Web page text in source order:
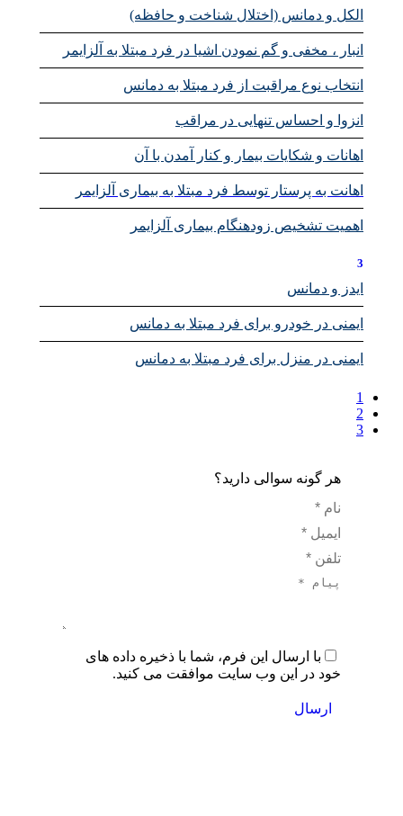
الکل و دمانس (اختلال شناخت و حافظه)
انبار ، مخفی و گم نمودن اشیا در فرد مبتلا به آلزایمر
انتخاب نوع مراقبت از فرد مبتلا به دمانس
انزوا و احساس تنهایی در مراقب
اهانات و شکایات بيمار و کنار آمدن با آن
اهانت به پرستار توسط فرد مبتلا به بیماری آلزایمر
اهمیت تشخیص زودهنگام بیماری آلزایمر
3
ایدز و دمانس
ایمنی در خودرو برای فرد مبتلا به دمانس
ایمنی در منزل برای فرد مبتلا به دمانس
1
2
3
هر گونه سوالی دارید؟
نام *
ایمیل *
تلفن *
پیام *
با ارسال این فرم، شما با ذخیره داده های
خود در این وب سایت موافقت می کنید.
ارسال